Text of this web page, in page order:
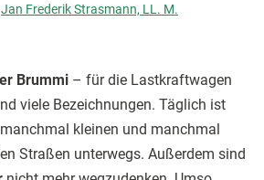
Jan Frederik Strasmann, LL. M.
Brummi – für die Lastkraftwagen
viele Bezeichnungen. Täglich ist
kleinen und manchmal
Straßen unterwegs. Außerdem sind